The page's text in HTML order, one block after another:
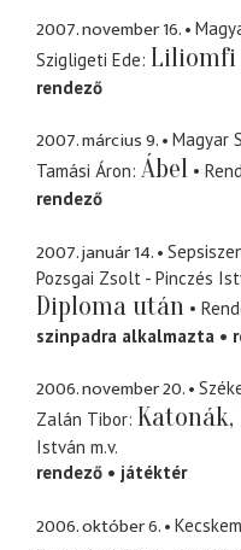
2007. november 16.
Szigligeti Ede Liliomfi
rendező
2007. március 9.
Magyar
Tamási Áron Ábel
rendező
2007. január 14.
Pozsgai Zsolt - Pinczés
Diploma után
szinpadra alkalmazta
2006. november 20.
Zalán Tibor
István m.v.
rendező
játéktér
2006. október 6.